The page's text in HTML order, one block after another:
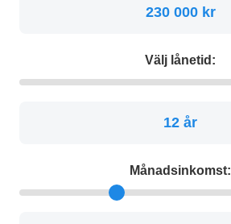
230 000 kr
Välj lånetid:
12 år
Månadsinkomst: